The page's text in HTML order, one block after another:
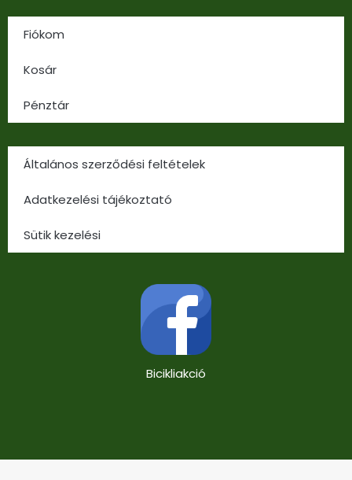
Fiókom
Kosár
Pénztár
Általános szerződési feltételek
Adatkezelési tájékoztató
Sütik kezelési
Bicikliakció